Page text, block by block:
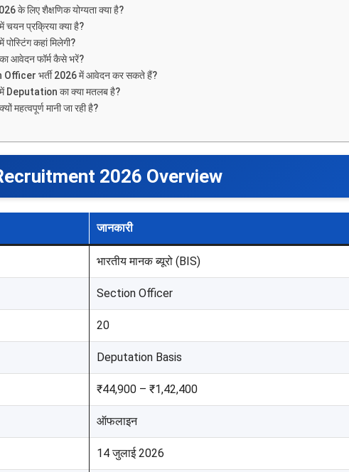
लिए शैक्षणिक योग्यता क्या है?
प्रक्रिया क्या है?
कहां मिलेगी?
आवेदन फॉर्म कैसे भरें?
Officer भर्ती 2026 में आवेदन कर सकते हैं?
का क्या मतलब है?
मानी जा रही है?
2026 Overview
जानकारी
भारतीय मानक ब्यूरो (BIS)
Section Officer
20
Deputation Basis
₹44,900 – ₹1,42,400
ऑफलाइन
14 जुलाई 2026